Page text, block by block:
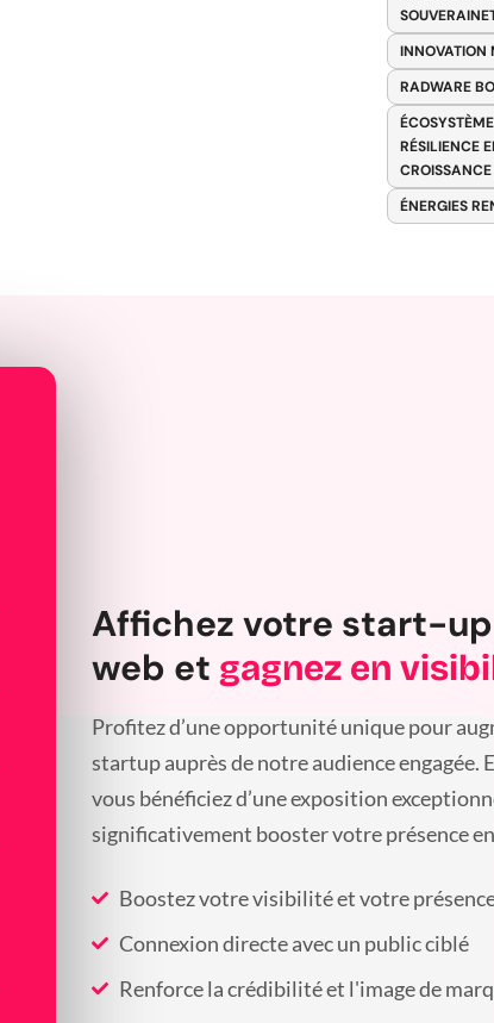
INNOVATION
RADWARE
RÉSILIENCE
ÉNERGIES
Affichez votre start-
web et gagnez en
Profitez d’une opportunité unique pour
startup auprès de notre audience engagée.
vous bénéficiez d’une exposition
significativement booster votre présence
Boostez votre visibilité et votre
Connexion directe avec un public ciblé
Renforce la crédibilité et l'image de